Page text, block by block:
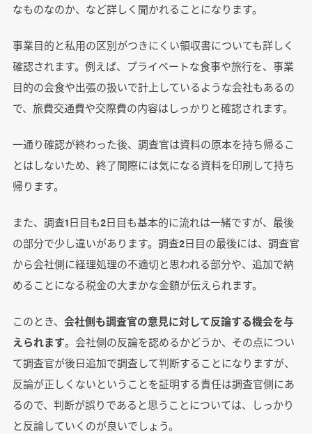
なものなのか、など詳しく聞かれることになります。
事業目的と私用の区別がつきにくい領収書についても詳しく
確認されます。例えば、プライベートな食事や旅行を、事業
目的の会食や出張の扱いで計上しているような会社もあるの
で、旅費交通費や交際費の内容はしっかりと確認されます。
一通り確認が終わった後、調査官は資料の原本を持ち帰るこ
とはしないため、終了間際には気になる資料を印刷して持ち
帰ります。
また、調査1日目も2日目も基本的に流れは一緒ですが、最後
の部分で少し違いがあります。調査2日目の最後には、調査官
から会社側に経理処理の不適切と思われる部分や、追加で納
めることになる税金の大まかな金額が伝えられます。
このとき、 会社側も調査官の意見に対して反論する機会を与
えられます。会社側の反論を認めるかどうか、その点につい
て調査官が後日追加で調査して判断することになりますが、
反論が正しくないということを証明する責任は調査官側にあ
るので、判断が誤りであると思うことについては、しっかり
と反論していくのが良いでしょう。